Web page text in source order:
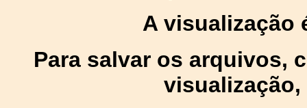
A visualização
Para salvar os arquivos,